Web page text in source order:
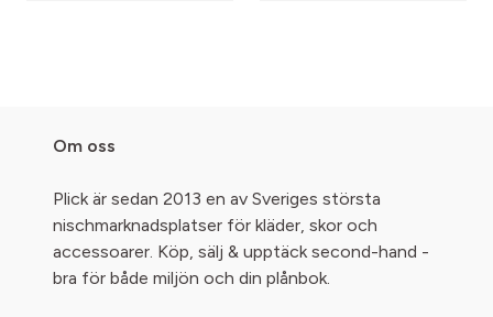
Om oss
Plick är sedan 2013 en av Sveriges största
nischmarknadsplatser för kläder, skor och
accessoarer. Köp, sälj & upptäck second-hand -
bra för både miljön och din plånbok.